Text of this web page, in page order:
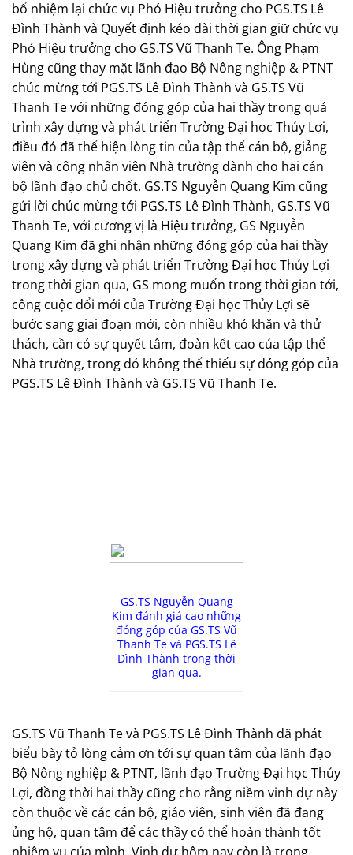
bổ nhiệm lại chức vụ Phó Hiệu trưởng cho PGS.TS Lê
Đình Thành và Quyết định kéo dài thời gian giữ chức vụ
Phó Hiệu trưởng cho GS.TS Vũ Thanh Te. Ông Phạm
Hùng cũng thay mặt lãnh đạo Bộ Nông nghiệp & PTNT
chúc mừng tới PGS.TS Lê Đình Thành và GS.TS Vũ
Thanh Te với những đóng góp của hai thầy trong quá
trình xây dựng và phát triển Trường Đại học Thủy Lợi,
điều đó đã thể hiện lòng tin của tập thể cán bộ, giảng
viên và công nhân viên Nhà trường dành cho hai cán
bộ lãnh đạo chủ chốt. GS.TS Nguyễn Quang Kim cũng
gửi lời chúc mừng tới PGS.TS Lê Đình Thành, GS.TS Vũ
Thanh Te, với cương vị là Hiệu trưởng, GS Nguyễn
Quang Kim đã ghi nhận những đóng góp của hai thầy
trong xây dựng và phát triển Trường Đại học Thủy Lợi
trong thời gian qua, GS mong muốn trong thời gian tới,
công cuộc đổi mới của Trường Đại học Thủy Lợi sẽ
bước sang giai đoạn mới, còn nhiều khó khăn và thử
thách, cần có sự quyết tâm, đoàn kết cao của tập thể
Nhà trường, trong đó không thể thiếu sự đóng góp của
PGS.TS Lê Đình Thành và GS.TS Vũ Thanh Te.
GS.TS Nguyễn Quang
Kim đánh giá cao những
đóng góp của GS.TS Vũ
Thanh Te và PGS.TS Lê
Đình Thành trong thời
gian qua.
GS.TS Vũ Thanh Te và PGS.TS Lê Đình Thành đã phát
biểu bày tỏ lòng cảm ơn tới sự quan tâm của lãnh đạo
Bộ Nông nghiệp & PTNT, lãnh đạo Trường Đại học Thủy
Lợi, đồng thời hai thầy cũng cho rằng niềm vinh dự này
còn thuộc về các cán bộ, giáo viên, sinh viên đã đang
ủng hộ, quan tâm để các thầy có thể hoàn thành tốt